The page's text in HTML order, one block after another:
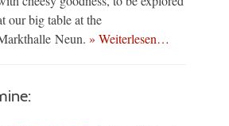
our big table at the
Neun. » Weiterlesen…